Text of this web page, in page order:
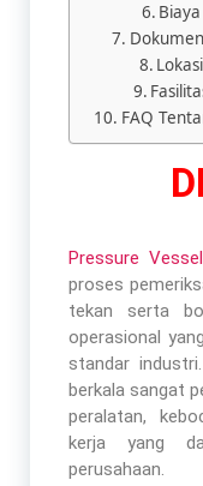
FAQ
Pressure
proses
tekan serta
operasional
standar
berkala sangat
peralatan,
kerja yang
perusahaan.